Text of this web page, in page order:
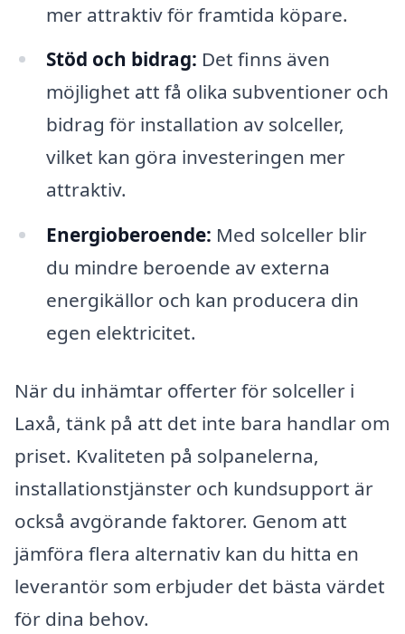
mer attraktiv för framtida köpare.
Stöd och bidrag: Det finns även
möjlighet att få olika subventioner och
bidrag för installation av solceller,
vilket kan göra investeringen mer
attraktiv.
Energioberoende: Med solceller blir
du mindre beroende av externa
energikällor och kan producera din
egen elektricitet.
När du inhämtar offerter för solceller i
Laxå, tänk på att det inte bara handlar om
priset. Kvaliteten på solpanelerna,
installationstjänster och kundsupport är
också avgörande faktorer. Genom att
jämföra flera alternativ kan du hitta en
leverantör som erbjuder det bästa värdet
för dina behov.